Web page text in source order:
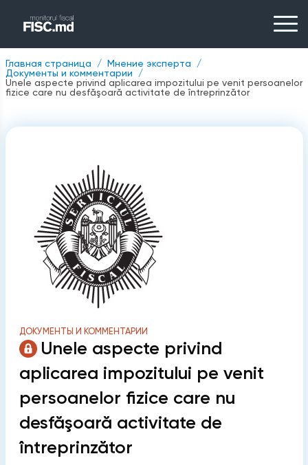
Главная страница
Мнение эксперта
Документы и комментарии
Unele aspecte privind aplicarea impozitului pe venit persoanelor
ﬁzice care nu desfăşoară activitate de întreprinzător
ДОКУМЕНТЫ И КОММЕНТАРИИ
Unele aspecte privind
aplicarea impozitului pe venit
persoanelor ﬁzice care nu
desfăşoară activitate de
întreprinzător